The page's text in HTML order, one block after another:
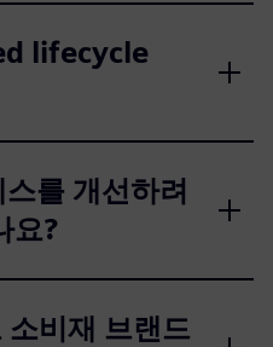
lifecycle
를 개선하려
요?
비재 브랜드